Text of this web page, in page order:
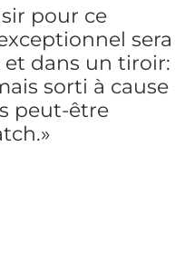
pour ce
sera
dans un tiroir:
sorti à cause
peut-être